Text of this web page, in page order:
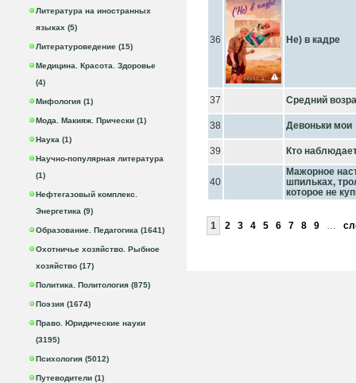
Литература на иностранных
языках (5)
Литературоведение (15)
Медицина. Красота. Здоровье
(4)
Мифология (1)
Мода. Макияж. Прически (1)
Наука (1)
Научно-популярная литература
(1)
Нефтегазовый комплекс.
Энергетика (9)
Образование. Педагогика (1641)
Охотничье хозяйство. Рыбное
хозяйство (17)
Политика. Политология (875)
Поэзия (1674)
Право. Юридические науки
(3195)
Психология (5012)
Путеводители (1)
36 Не) в кадре
37 Средний
38 Девоньки мои
39 Кто
40
Мажорное
шпильках,
которое не
1 2 3 4 5 6 7 8 9 …